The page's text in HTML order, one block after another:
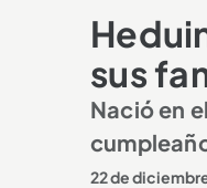
sus
Nació en
22 de